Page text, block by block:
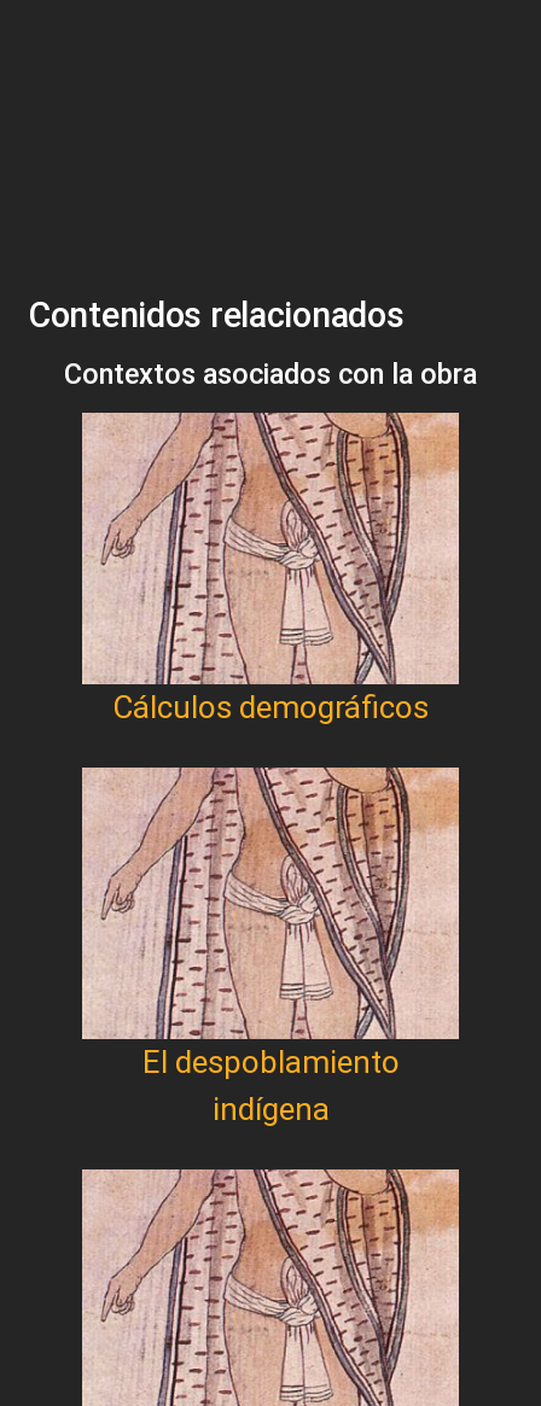
Contenidos relacionados
Contextos asociados con la obra
Cálculos demográficos
El despoblamiento
indígena